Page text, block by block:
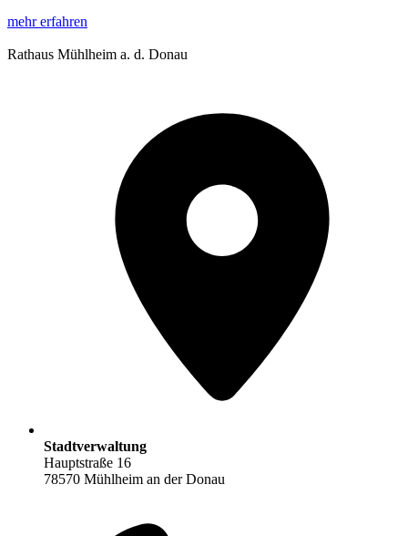
mehr erfahren
Rathaus Mühlheim a. d. Donau
Stadtverwaltung
Hauptstraße 16
78570 Mühlheim an der Donau